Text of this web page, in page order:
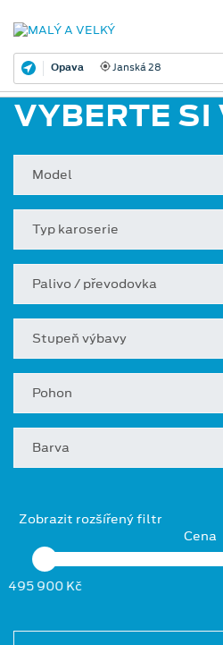
Opava Janská 28
VYBERTE SI
Model
Typ karoserie
Palivo / převodovka
Stupeň výbavy
Pohon
Barva
Zobrazit rozšířený filtr
Cena
495 900 Kč